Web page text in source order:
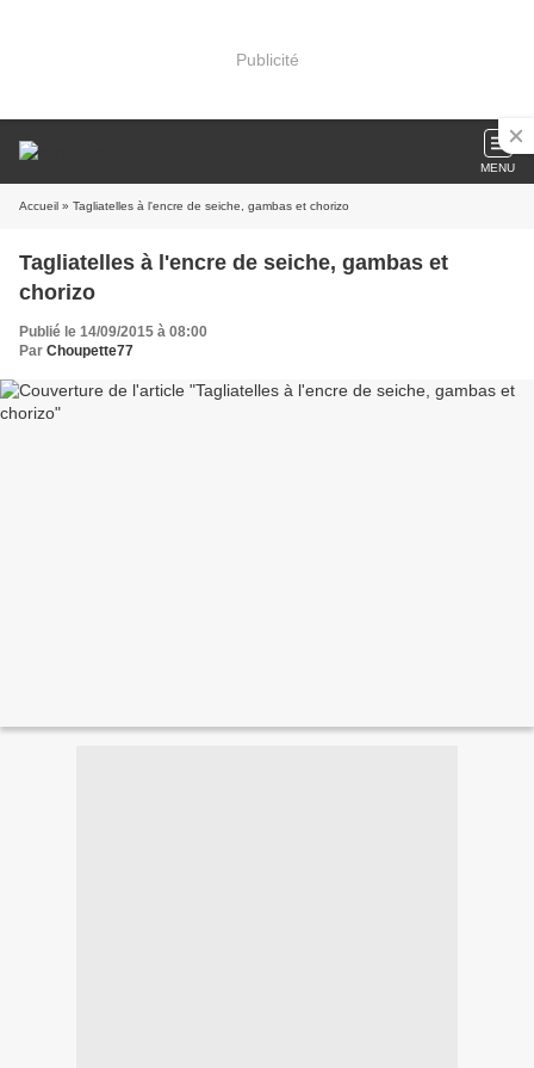
Publicité
MENU
Accueil » Tagliatelles à l'encre de seiche, gambas et chorizo
Tagliatelles à l'encre de seiche, gambas et
chorizo
Publié le 14/09/2015 à 08:00
Par Choupette77